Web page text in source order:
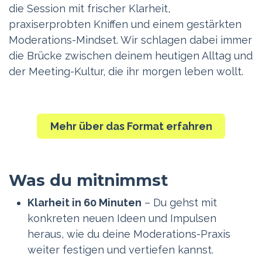
die Session mit frischer Klarheit,
praxiserprobten Kniffen und einem gestärkten
Moderations-Mindset. Wir schlagen dabei immer
die Brücke zwischen deinem heutigen Alltag und
der Meeting-Kultur, die ihr morgen leben wollt.
Mehr über das Format erfahren
Was du mitnimmst
Klarheit in 60 Minuten – Du gehst mit
konkreten neuen Ideen und Impulsen
heraus, wie du deine Moderations-Praxis
weiter festigen und vertiefen kannst.